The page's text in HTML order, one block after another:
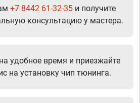
+7 8442 61-32-35 и получите
консультацию у мастера.
удобное время и приезжайте
на установку чип тюнинга.